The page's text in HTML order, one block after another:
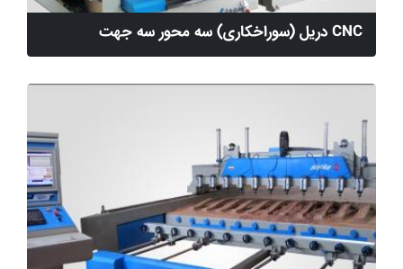
CNC دریل (سوراخکاری) سه محور سه جهت